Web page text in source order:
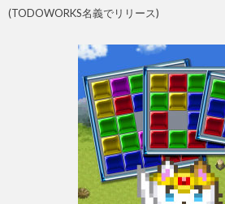
(TODOWORKS名義でリリース)